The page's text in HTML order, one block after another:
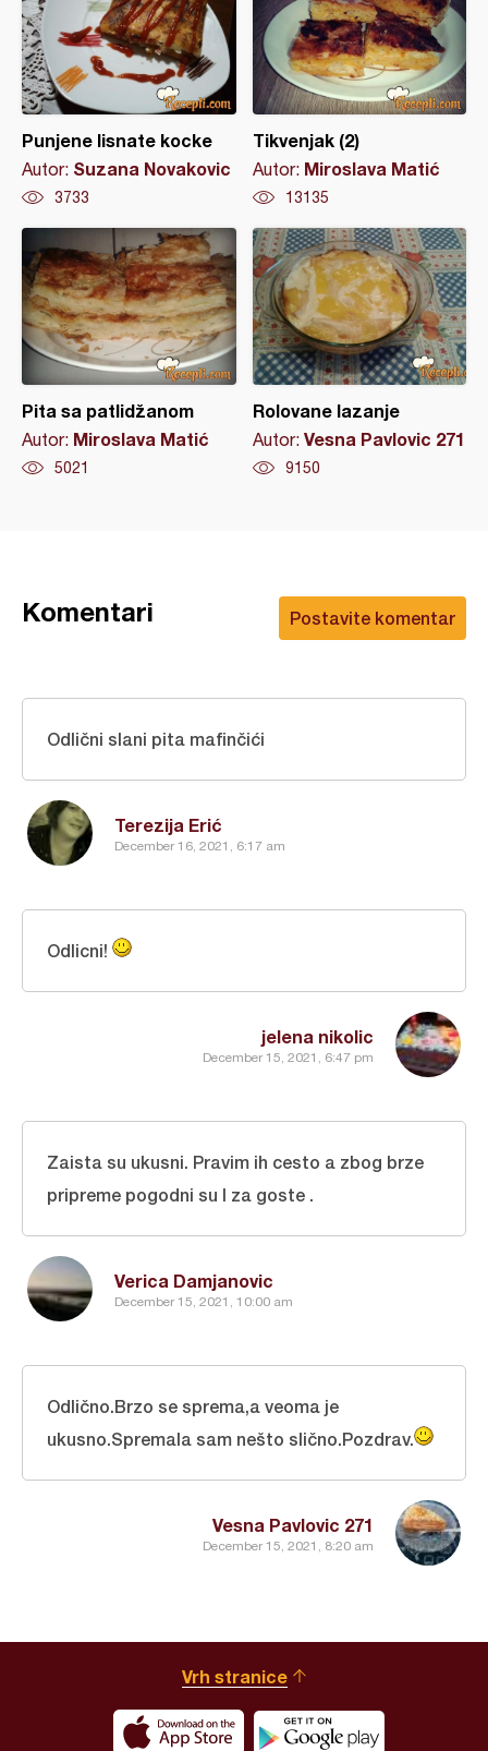
Punjene lisnate kocke
Autor: Suzana Novakovic
3733
Tikvenjak (2)
Autor: Miroslava Matić
13135
Pita sa patlidžanom
Autor: Miroslava Matić
5021
Rolovane lazanje
Autor: Vesna Pavlovic 271
9150
Postavite komentar
Komentari
Terezija Erić
December 16, 2021, 6:17 am
Odlični slani pita mafinčići
jelena nikolic
December 15, 2021, 6:47 pm
Odlicni!
Verica Damjanovic
December 15, 2021, 10:00 am
Zaista su ukusni. Pravim ih cesto a zbog brze
pripreme pogodni su I za goste .
Vesna Pavlovic 271
December 15, 2021, 8:20 am
Odlično.Brzo se sprema,a veoma je
ukusno.Spremala sam nešto slično.Pozdrav.
Vrh stranice